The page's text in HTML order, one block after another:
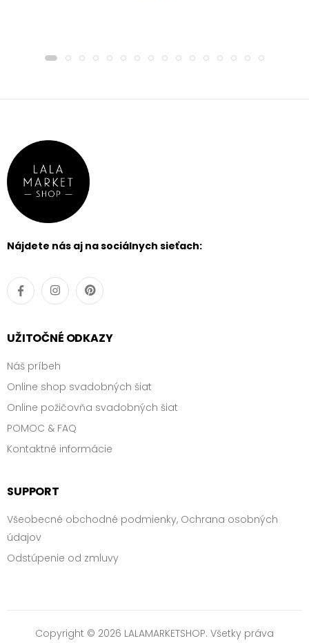
Nájdete nás aj na sociálnych sieťach:
UŽITOČNÉ ODKAZY
Náš príbeh
Online shop svadobných šiat
Online požičovňa svadobných šiat
POMOC & FAQ
Kontaktné informácie
SUPPORT
Všeobecné obchodné podmienky, Ochrana osobných
údajov
Odstúpenie od zmluvy
Copyright © 2026 LALAMARKETSHOP. Všetky práva